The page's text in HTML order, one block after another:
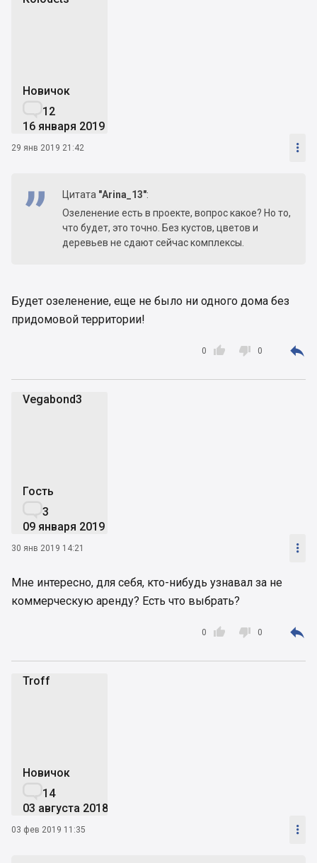
Новичок
12
16 января 2019
29 янв 2019 21:42 
Цитата "Arina_13":
Озеленение есть в проекте, вопрос какое? Но то,
что будет, это точно. Без кустов, цветов и
деревьев не сдают сейчас комплексы.
Будет озеленение, еще не было ни одного дома без
придомовой территории!

0  0 
Vegabond3
Гость
3
09 января 2019
30 янв 2019 14:21 
Мне интересно, для себя, кто-нибудь узнавал за не
коммерческую аренду? Есть что выбрать?

0  0 
Troff
Новичок
14
03 августа 2018
03 фев 2019 11:35 